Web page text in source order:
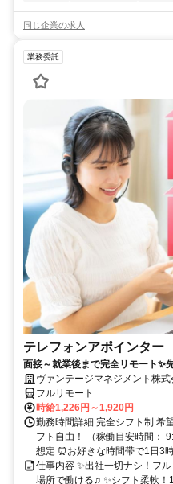
同じ企業の求人
業務委託
テレフォンアポインター
面接～就業後まで完全リモート✨
ヴァンテージマネジメント株式
フルリモート
時給1,226円～1,920円
勤務時間詳細 完全シフト制 希
フト自由！ （稼働目安時間：
想定 ⏰お好きな時間帯で1日3
仕事内容 ✨出社一切ナシ！フ
場所で働ける♫ ✨シフト柔軟！